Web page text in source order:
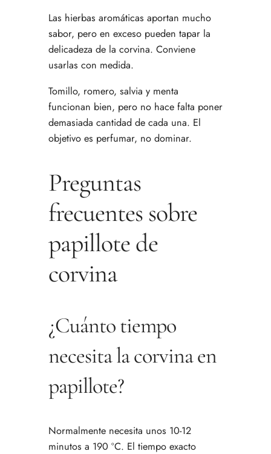
Las hierbas aromáticas aportan mucho
sabor, pero en exceso pueden tapar la
delicadeza de la corvina. Conviene
usarlas con medida.
Tomillo, romero, salvia y menta
funcionan bien, pero no hace falta poner
demasiada cantidad de cada una. El
objetivo es perfumar, no dominar.
Preguntas
frecuentes sobre
papillote de
corvina
¿Cuánto tiempo
necesita la corvina en
papillote?
Normalmente necesita unos 10-12
minutos a 190 ºC. El tiempo exacto